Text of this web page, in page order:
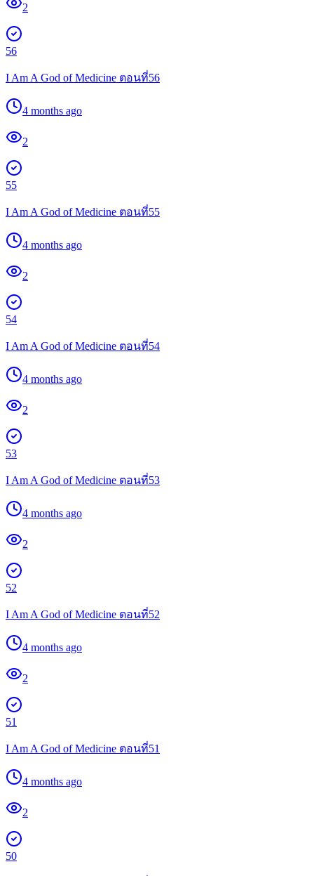
2
56
I Am A God of Medicine ตอนที่56
4 months ago
2
55
I Am A God of Medicine ตอนที่55
4 months ago
2
54
I Am A God of Medicine ตอนที่54
4 months ago
2
53
I Am A God of Medicine ตอนที่53
4 months ago
2
52
I Am A God of Medicine ตอนที่52
4 months ago
2
51
I Am A God of Medicine ตอนที่51
4 months ago
2
50